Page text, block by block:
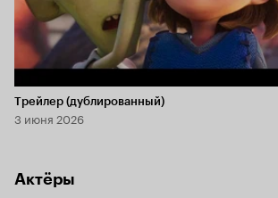
Длительность 1 мин
Трейлер (дублированный)
3 июня 2026
Актёры